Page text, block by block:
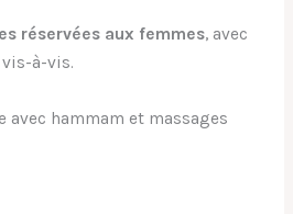
réservées aux femmes, avec
à-vis.
avec hammam et massages